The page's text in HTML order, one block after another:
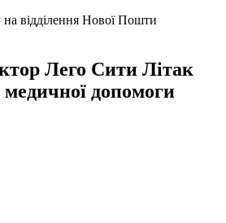
на відділення Нової Пошти
Лего Сити Літак
допомоги